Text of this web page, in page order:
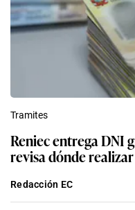
Tramites
Reniec entrega DNI
revisa dónde
Redacción EC